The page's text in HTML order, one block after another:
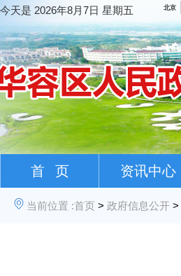
今天是 2026年8月7日 星期五
首 页 资讯中心
当前位置 :首页 > 政府信息公开 >